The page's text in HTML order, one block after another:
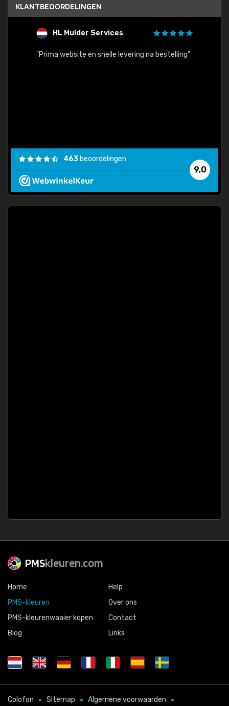
KLANTBEOORDELINGEN
HL Mulder Services
"Prima website en snelle levering na bestelling"
9,0
463 beoordelingen
PMSkleuren.com
Home
PMS-kleuren
PMS-kleurenwaaier kopen
Blog
Help
Over ons
Contact
Links
Colofon Sitemap Algemene voorwaarden